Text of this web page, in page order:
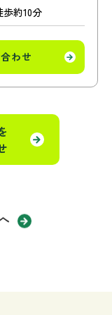
約10分
わせ